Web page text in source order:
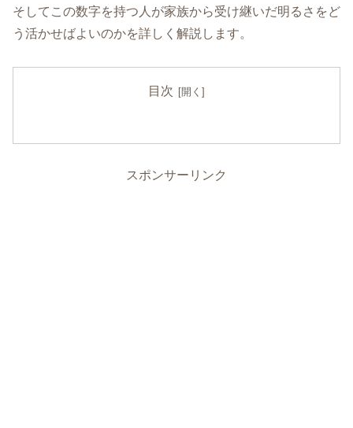
そしてこの数字を持つ人が家族から受け継いだ明るさをど
う活かせばよいのかを詳しく解説します。
目次
スポンサーリンク